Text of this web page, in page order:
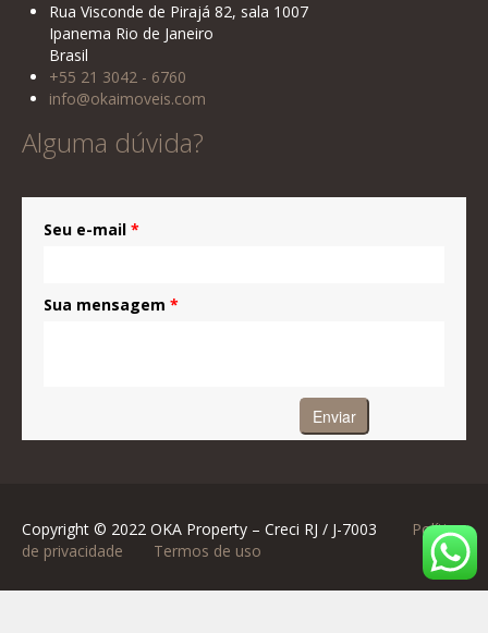
Rua Visconde de Pirajá 82, sala 1007
Ipanema Rio de Janeiro
Brasil
+55 21 3042 - 6760
info@okaimoveis.com
Alguma dúvida?
Seu e-mail *
Sua mensagem *
Copyright © 2022 OKA Property – Creci RJ / J-7003
Política
de privacidade
Termos de uso